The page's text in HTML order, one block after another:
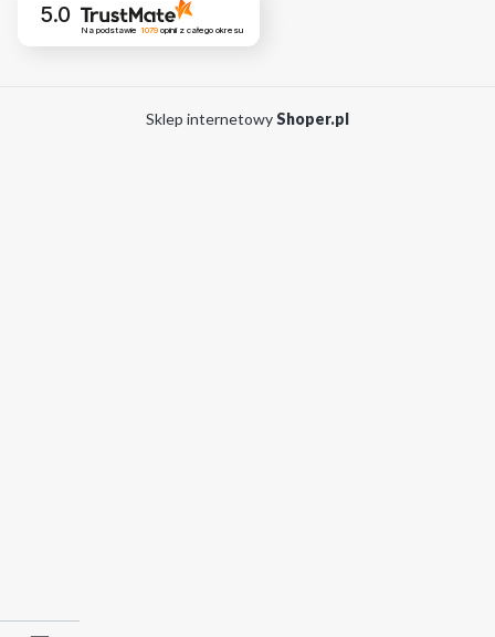
5.0
Na podstawie 1079opinii z całego okresu
Sklep internetowyShoper.pl